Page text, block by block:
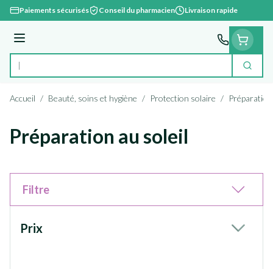
Aller au contenu
Paiements sécurisés Conseil du pharmacien Livraison rapide
Menu
Rechercher
Accueil / Beauté, soins et hygiène / Protection solaire /
Préparation au soleil
Filtre
Prix